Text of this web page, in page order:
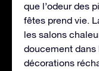
que l’odeur des
fêtes prend vie.
les salons
doucement dans
décorations